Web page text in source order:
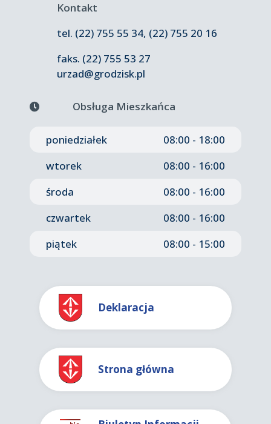
Kontakt
tel. (22) 755 55 34, (22) 755 20 16
faks. (22) 755 53 27
urzad@grodzisk.pl
Obsługa Mieszkańca
poniedziałek
08:00 - 18:00
wtorek
08:00 - 16:00
środa
08:00 - 16:00
czwartek
08:00 - 16:00
piątek
08:00 - 15:00
Deklaracja
Strona główna